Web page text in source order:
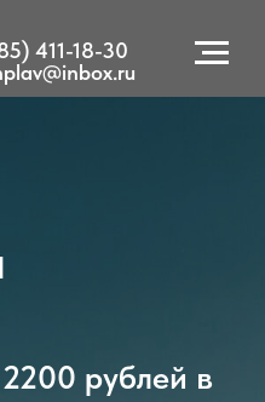
411-18-30
рублей в